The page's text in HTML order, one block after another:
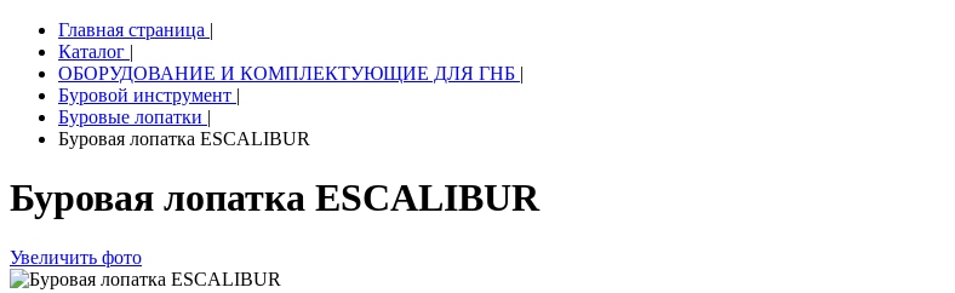
Главная страница |
Каталог |
ОБОРУДОВАНИЕ И КОМПЛЕКТУЮЩИЕ ДЛЯ ГНБ |
Буровой инструмент |
Буровые лопатки |
Буровая лопатка ESCALIBUR
Буровая лопатка ESCALIBUR
Увеличить фото